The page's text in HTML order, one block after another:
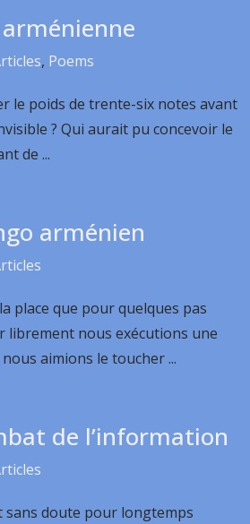
, Poems
le poids de trente-six notes avant
? Qui aurait pu concevoir le
de ...
arménien
place que pour quelques pas
librement nous exécutions une
aimions le toucher ...
de l’information
sans doute pour longtemps